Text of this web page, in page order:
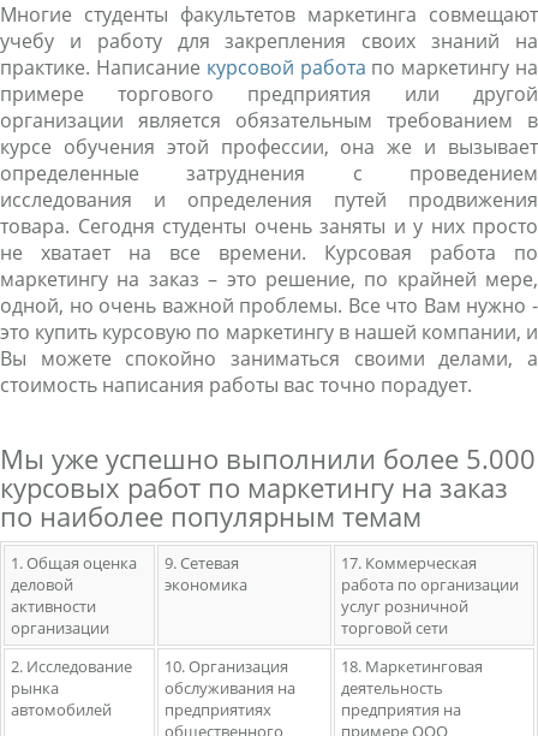
Многие студенты факультетов маркетинга совмещают
учебу и работу для закрепления своих знаний на
практике. Написание курсовой работа по маркетингу на
примере торгового предприятия или другой
организации является обязательным требованием в
курсе обучения этой профессии, она же и вызывает
определенные затруднения с проведением
исследования и определения путей продвижения
товара. Сегодня студенты очень заняты и у них просто
не хватает на все времени. Курсовая работа по
маркетингу на заказ – это решение, по крайней мере,
одной, но очень важной проблемы. Все что Вам нужно -
это купить курсовую по маркетингу в нашей компании, и
Вы можете спокойно заниматься своими делами, а
стоимость написания работы вас точно порадует.
Мы уже успешно выполнили более 5.000
курсовых работ по маркетингу на заказ
по наиболее популярным темам
1. Общая оценка
деловой
активности
организации
9. Сетевая
экономика
17. Коммерческая
работа по организации
услуг розничной
торговой сети
2. Исследование
рынка
автомобилей
10. Организация
обслуживания на
предприятиях
общественного
18. Маркетинговая
деятельность
предприятия на
примере ООО